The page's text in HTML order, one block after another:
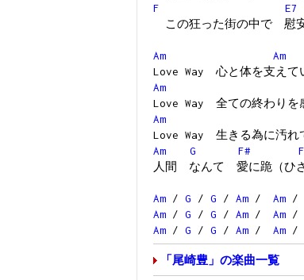
F
E7
この狂った街の中で 慰
Am
Am
Love Way 心と体を支えて
Am
Love Way 全ての終わりを
Am
Love Way 生きる為に汚れ
Am
G F# F
人間 なんて 愛に跪（ひ
Am / G / G / Am / Am /
Am / G / G / Am / Am /
Am / G / G / Am / Am /
「尾崎豊」の楽曲一覧